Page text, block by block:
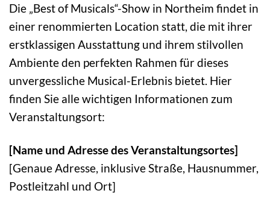
Die „Best of Musicals“-Show in Northeim findet in
einer renommierten Location statt, die mit ihrer
erstklassigen Ausstattung und ihrem stilvollen
Ambiente den perfekten Rahmen für dieses
unvergessliche Musical-Erlebnis bietet. Hier
finden Sie alle wichtigen Informationen zum
Veranstaltungsort:
[Name und Adresse des Veranstaltungsortes]
[Genaue Adresse, inklusive Straße, Hausnummer,
Postleitzahl und Ort]